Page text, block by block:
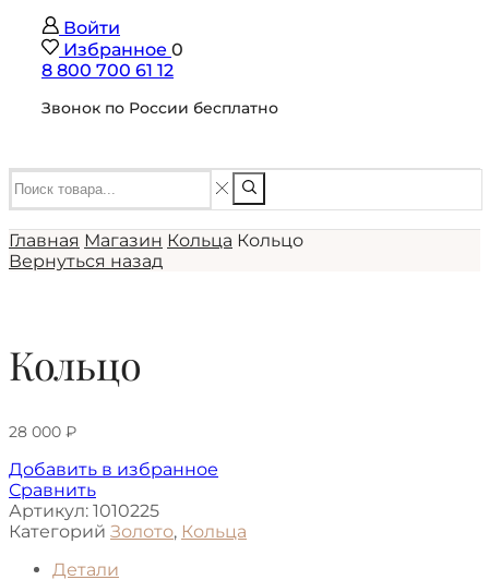
Войти
Избранное 0
8 800 700 61 12
Звонок по России бесплатно
Главная Магазин Кольца Кольцо
Вернуться назад
Кольцо
28 000 ₽
Добавить в избранное
Сравнить
Артикул: 1010225
Категорий Золото, Кольца
Детали